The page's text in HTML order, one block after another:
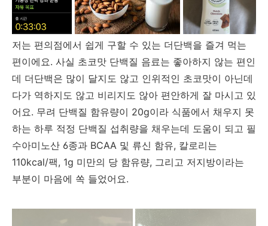
저는 편의점에서 쉽게 구할 수 있는 더단백을 즐겨 먹는
편이에요. 사실 초코맛 단백질 음료는 좋아하지 않는 편인
데 더단백은 많이 달지도 않고 인위적인 초코맛이 아닌데
다가 역하지도 않고 비리지도 않아 편안하게 잘 마시고 있
어요. 무려 단백질 함유량이 20g이라 식품에서 채우지 못
하는 하루 적정 단백질 섭취량을 채우는데 도움이 되고 필
수아미노산 6종과 BCAA 및 류신 함유, 칼로리는
110kcal/팩, 1g 미만의 당 함유량, 그리고 저지방이라는
부분이 마음에 쏙 들었어요.